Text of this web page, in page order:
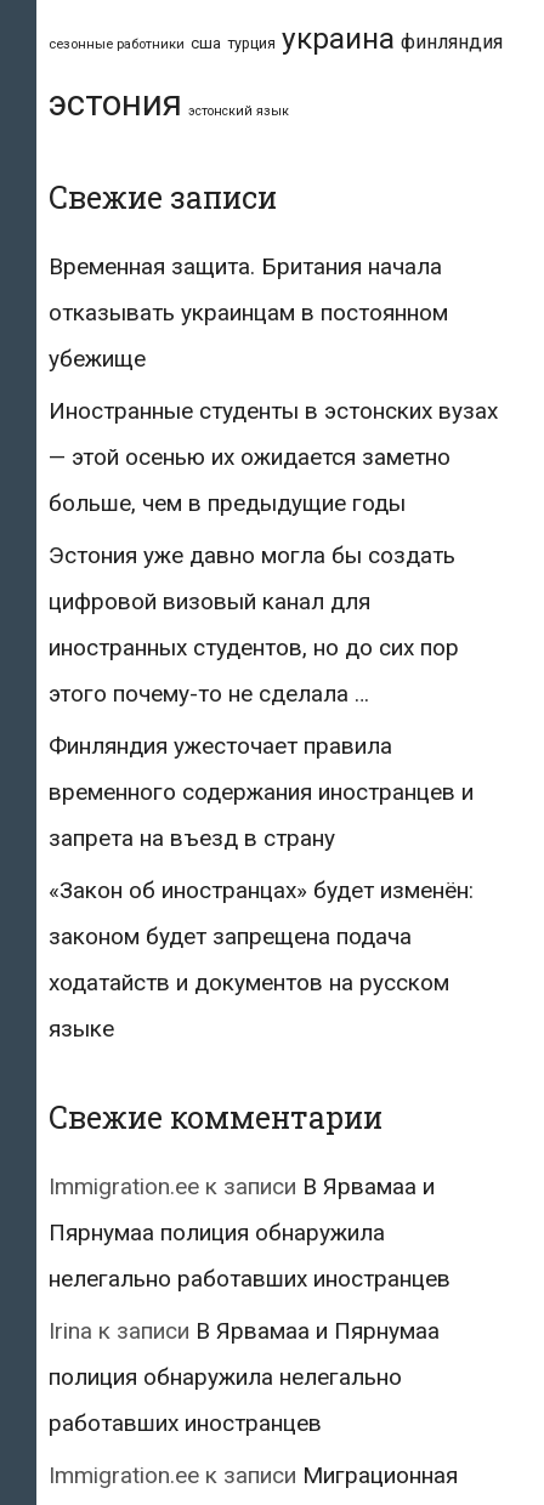
сезонные работники сша турция украина финляндия
эстония эстонский язык
Свежие записи
Временная защита. Британия начала
отказывать украинцам в постоянном
убежище
Иностранные студенты в эстонских вузах
— этой осенью их ожидается заметно
больше, чем в предыдущие годы
Эстония уже давно могла бы создать
цифровой визовый канал для
иностранных студентов, но до сих пор
этого почему-то не сделала …
Финляндия ужесточает правила
временного содержания иностранцев и
запрета на въезд в страну
«Закон об иностранцах» будет изменён:
законом будет запрещена подача
ходатайств и документов на русском
языке
Свежие комментарии
Immigration.ee к записи В Ярвамаа и
Пярнумаа полиция обнаружила
нелегально работавших иностранцев
Irina к записи В Ярвамаа и Пярнумаа
полиция обнаружила нелегально
работавших иностранцев
Immigration.ee к записи Миграционная